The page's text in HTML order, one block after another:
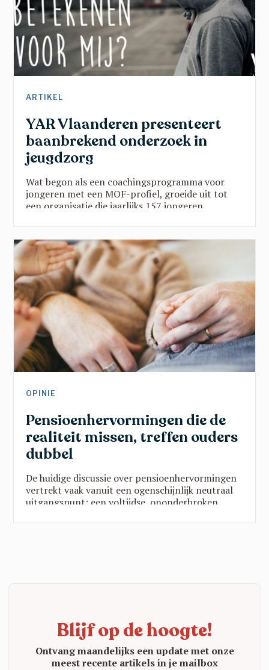
ARTIKEL
YAR Vlaanderen presenteert
baanbrekend onderzoek in
jeugdzorg
Wat begon als een coachingsprogramma voor
jongeren met een MOF-profiel, groeide uit tot
een organisatie die jaarlijks 157 jongeren
wetenschappelijk onderzoek toont zwart op wit
aan dat de YAR-aanpak werkt. Een blik op een
organisatie die echt het verschil maakt.
OPINIE
Pensioenhervormingen die de
realiteit missen, treffen ouders
dubbel
De huidige discussie over pensioenhervormingen
vertrekt vaak vanuit een ogenschijnlijk neutraal
uitgangspunt: een voltijdse, ononderbroken
Blijf op de hoogte!
Ontvang maandelijks een update met onze
meest recente artikels in je mailbox